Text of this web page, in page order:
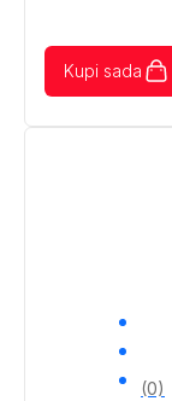
Kupi sada
(0)